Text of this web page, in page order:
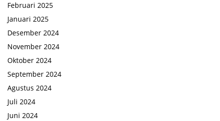
Februari 2025
Januari 2025
Desember 2024
November 2024
Oktober 2024
September 2024
Agustus 2024
Juli 2024
Juni 2024